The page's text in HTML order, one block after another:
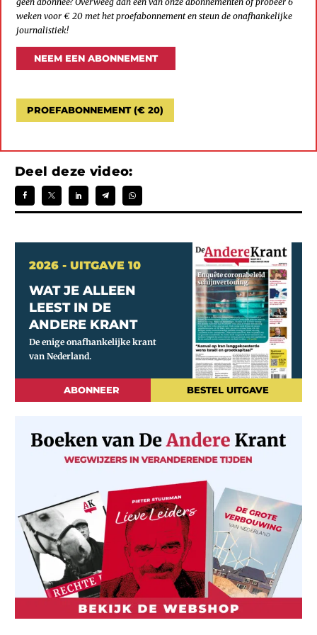
weken voor € 20 met het proefabonnement en steun de onafhankelijke
journalistiek!
NEEM EEN ABONNEMENT
PROEFABONNEMENT (€ 20)
Deel deze video:
2026 - UITGAVE 10
WAT JE ALLEEN
LEEST IN DE
ANDERE KRANT
ABONNEER BESTEL UITGAVE